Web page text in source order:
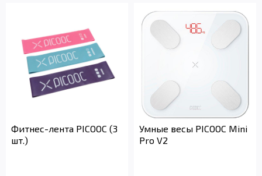
Фитнес-лента PICOOC (3
шт.)
Умные весы PICOOC Mini
Pro V2